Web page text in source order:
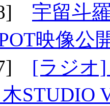
宇留斗
映像公
[ラジオ]
木STUDIO